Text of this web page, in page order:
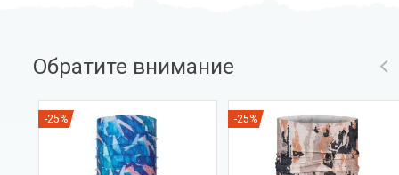
Обратите внимание
-25% -25%